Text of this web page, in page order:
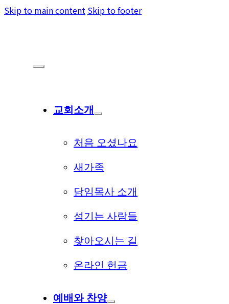
Skip to main content Skip to footer
교회소개
처음 오셨나요
새가족
담임목사 소개
섬기는 사람들
찾아오시는 길
온라인 헌금
예배와 찬양